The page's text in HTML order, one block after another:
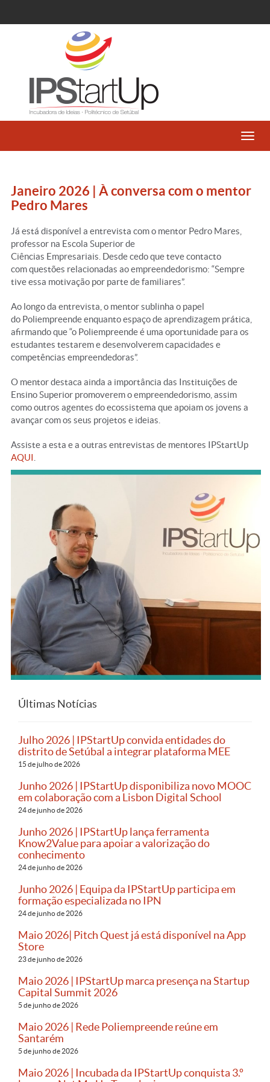
Janeiro 2026 | À conversa com o mentor
Pedro Mares
Já está disponível a entrevista com o mentor Pedro Mares,
professor na Escola Superior de
Ciências Empresariais. Desde cedo que teve contacto
com questões relacionadas ao empreendedorismo: “Sempre
tive essa motivação por parte de familiares”.
Ao longo da entrevista, o mentor sublinha o papel
do Poliempreende enquanto espaço de aprendizagem prática,
afirmando que “o Poliempreende é uma oportunidade para os
estudantes testarem e desenvolverem capacidades e
competências empreendedoras”.
O mentor destaca ainda a importância das Instituições de
Ensino Superior promoverem o empreendedorismo, assim
como outros agentes do ecossistema que apoiam os jovens a
avançar com os seus projetos e ideias.
Assiste a esta e a outras entrevistas de mentores IPStartUp
AQUI
Últimas Notícias
Julho 2026 | IPStartUp convida entidades do
distrito de Setúbal a integrar plataforma MEE
15 de julho de 2026
Junho 2026 | IPStartUp disponibiliza novo MOOC
em colaboração com a Lisbon Digital School
24 de junho de 2026
Junho 2026 | IPStartUp lança ferramenta
Know2Value para apoiar a valorização do
conhecimento
24 de junho de 2026
Junho 2026 | Equipa da IPStartUp participa em
formação especializada no IPN
24 de junho de 2026
Maio 2026| Pitch Quest já está disponível na App
Store
23 de junho de 2026
Maio 2026 | IPStartUp marca presença na Startup
Capital Summit 2026
5 de junho de 2026
Maio 2026 | Rede Poliempreende reúne em
Santarém
5 de junho de 2026
Maio 2026 | Incubada da IPStartUp conquista 3.º